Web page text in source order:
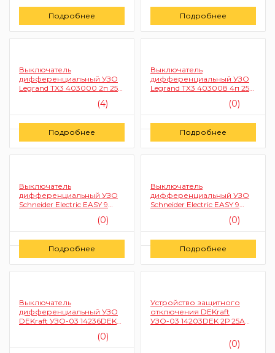
Подробнее Подробнее
Выключатель
дифференциальный УЗО
Legrand TX3 403000 2п 25А
(4)
Заказать
Подробнее
Выключатель
дифференциальный УЗО
Legrand TX3 403008 4п 25А
(0)
Заказать
Подробнее
Выключатель
дифференциальный УЗО
Schneider Electric EASY 9
(0)
Заказать
Подробнее
Выключатель
дифференциальный УЗО
Schneider Electric EASY 9
(0)
Заказать
Подробнее
Выключатель
дифференциальный УЗО
DEKraft УЗО-03 14236DEK
(0)
Устройство защитного
отключения DEKraft
УЗО-03 14203DEK 2Р 25А
(0)